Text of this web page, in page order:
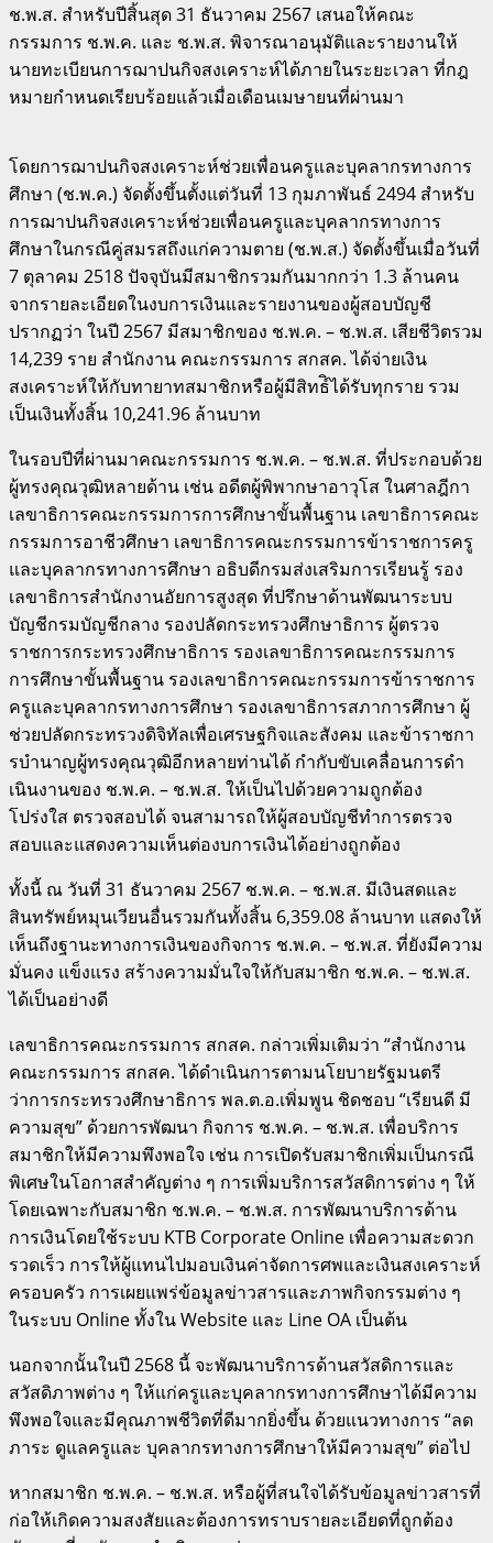
ช.พ.ส. สําหรับปีสิ้นสุด 31 ธันวาคม 2567 เสนอให้คณะ
กรรมการ ช.พ.ค. และ ช.พ.ส. พิจารณาอนุมัติและรายงานให้
นายทะเบียนการฌาปนกิจสงเคราะห์ได้ภายในระยะเวลา ที่กฎ
หมายกําหนดเรียบร้อยแล้วเมื่อเดือนเมษายนที่ผ่านมา
โดยการฌาปนกิจสงเคราะห์ช่วยเพื่อนครูและบุคลากรทางการ
ศึกษา (ช.พ.ค.) จัดตั้งขึ้นตั้งแต่วันที่ 13 กุมภาพันธ์ 2494 สําหรับ
การฌาปนกิจสงเคราะห์ช่วยเพื่อนครูและบุคลากรทางการ
ศึกษาในกรณีคู่สมรสถึงแก่ความตาย (ช.พ.ส.) จัดตั้งขึ้นเมื่อวันที่
7 ตุลาคม 2518 ปัจจุบันมีสมาชิกรวมกันมากกว่า 1.3 ล้านคน
จากรายละเอียดในงบการเงินและรายงานของผู้สอบบัญชี
ปรากฏว่า ในปี 2567 มีสมาชิกของ ช.พ.ค. – ช.พ.ส. เสียชีวิตรวม
14,239 ราย สํานักงาน คณะกรรมการ สกสค. ได้จ่ายเงิน
สงเคราะห์ให้กับทายาทสมาชิกหรือผู้มีสิทธ์ิได้รับทุกราย รวม
เป็นเงินทั้งสิ้น 10,241.96 ล้านบาท
ในรอบปีที่ผ่านมาคณะกรรมการ ช.พ.ค. – ช.พ.ส. ที่ประกอบด้วย
ผู้ทรงคุณวุฒิหลายด้าน เช่น อดีตผู้พิพากษาอาวุโส ในศาลฎีกา
เลขาธิการคณะกรรมการการศึกษาขั้นพื้นฐาน เลขาธิการคณะ
กรรมการอาชีวศึกษา เลขาธิการคณะกรรมการข้าราชการครู
และบุคลากรทางการศึกษา อธิบดีกรมส่งเสริมการเรียนรู้ รอง
เลขาธิการสํานักงานอัยการสูงสุด ที่ปรึกษาด้านพัฒนาระบบ
บัญชีกรมบัญชีกลาง รองปลัดกระทรวงศึกษาธิการ ผู้ตรวจ
ราชการกระทรวงศึกษาธิการ รองเลขาธิการคณะกรรมการ
การศึกษาขั้นพื้นฐาน รองเลขาธิการคณะกรรมการข้าราชการ
ครูและบุคลากรทางการศึกษา รองเลขาธิการสภาการศึกษา ผู้
ช่วยปลัดกระทรวงดิจิทัลเพื่อเศรษฐกิจและสังคม และข้าราชกา
รบํานาญผู้ทรงคุณวุฒิอีกหลายท่านได้ กํากับขับเคลื่อนการดํา
เนินงานของ ช.พ.ค. – ช.พ.ส. ให้เป็นไปด้วยความถูกต้อง
โปร่งใส ตรวจสอบได้ จนสามารถให้ผู้สอบบัญชีทําการตรวจ
สอบและแสดงความเห็นต่องบการเงินได้อย่างถูกต้อง
ทั้งนี้ ณ วันที่ 31 ธันวาคม 2567 ช.พ.ค. – ช.พ.ส. มีเงินสดและ
สินทรัพย์หมุนเวียนอื่นรวมกันทั้งสิ้น 6,359.08 ล้านบาท แสดงให้
เห็นถึงฐานะทางการเงินของกิจการ ช.พ.ค. – ช.พ.ส. ที่ยังมีความ
มั่นคง แข็งแรง สร้างความมั่นใจให้กับสมาชิก ช.พ.ค. – ช.พ.ส.
ได้เป็นอย่างดี
เลขาธิการคณะกรรมการ สกสค. กล่าวเพิ่มเติมว่า “สํานักงาน
คณะกรรมการ สกสค. ได้ดําเนินการตามนโยบายรัฐมนตรี
ว่าการกระทรวงศึกษาธิการ พล.ต.อ.เพิ่มพูน ชิดชอบ “เรียนดี มี
ความสุข” ด้วยการพัฒนา กิจการ ช.พ.ค. – ช.พ.ส. เพื่อบริการ
สมาชิกให้มีความพึงพอใจ เช่น การเปิดรับสมาชิกเพิ่มเป็นกรณี
พิเศษในโอกาสสําคัญต่าง ๆ การเพิ่มบริการสวัสดิการต่าง ๆ ให้
โดยเฉพาะกับสมาชิก ช.พ.ค. – ช.พ.ส. การพัฒนาบริการด้าน
การเงินโดยใช้ระบบ KTB Corporate Online เพื่อความสะดวก
รวดเร็ว การให้ผู้แทนไปมอบเงินค่าจัดการศพและเงินสงเคราะห์
ครอบครัว การเผยแพร่ข้อมูลข่าวสารและภาพกิจกรรมต่าง ๆ
ในระบบ Online ทั้งใน Website และ Line OA เป็นต้น
นอกจากนั้นในปี 2568 นี้ จะพัฒนาบริการด้านสวัสดิการและ
สวัสดิภาพต่าง ๆ ให้แก่ครูและบุคลากรทางการศึกษาได้มีความ
พึงพอใจและมีคุณภาพชีวิตที่ดีมากยิ่งขึ้น ด้วยแนวทางการ “ลด
ภาระ ดูแลครูและ บุคลากรทางการศึกษาให้มีความสุข” ต่อไป
หากสมาชิก ช.พ.ค. – ช.พ.ส. หรือผู้ที่สนใจได้รับข้อมูลข่าวสารที่
ก่อให้เกิดความสงสัยและต้องการทราบรายละเอียดที่ถูกต้อง